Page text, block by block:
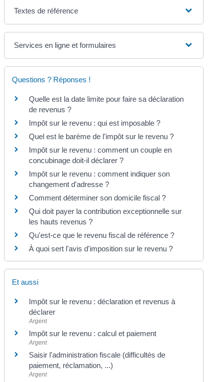
Textes de référence
Services en ligne et formulaires
Questions ? Réponses !
Quelle est la date limite pour faire sa déclaration
de revenus ?
Impôt sur le revenu : qui est imposable ?
Quel est le barème de l'impôt sur le revenu ?
Impôt sur le revenu : comment un couple en
concubinage doit-il déclarer ?
Impôt sur le revenu : comment indiquer son
changement d'adresse ?
Comment déterminer son domicile fiscal ?
Qui doit payer la contribution exceptionnelle sur
les hauts revenus ?
Qu'est-ce que le revenu fiscal de référence ?
À quoi sert l'avis d'imposition sur le revenu ?
Et aussi
Impôt sur le revenu : déclaration et revenus à
déclarer
Argent
Impôt sur le revenu : calcul et paiement
Argent
Saisir l'administration fiscale (difficultés de
paiement, réclamation, ...)
Argent